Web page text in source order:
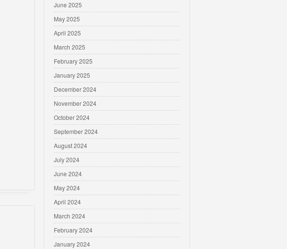
June 2025
May 2025
April 2025
March 2025
February 2025
January 2025
December 2024
November 2024
October 2024
September 2024
August 2024
July 2024
June 2024
May 2024
April 2024
March 2024
February 2024
January 2024